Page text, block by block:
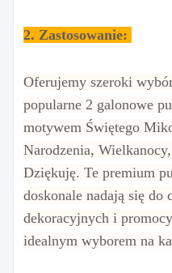
2. Zastosowanie:
Oferujemy szeroki
popularne 2 galonowe
motywem Świętego
Narodzenia,
Dziękuję. Te premium
doskonale nadają się do
dekoracyjnych i
idealnym wyborem na